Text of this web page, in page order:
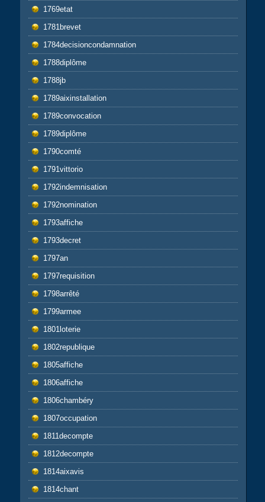
1769etat
1781brevet
1784decisioncondamnation
1788diplôme
1788jb
1789aixinstallation
1789convocation
1789diplôme
1790comté
1791vittorio
1792indemnisation
1792nomination
1793affiche
1793decret
1797an
1797requisition
1798arrêté
1799armee
1801loterie
1802republique
1805affiche
1806affiche
1806chambéry
1807occupation
1811decompte
1812decompte
1814aixavis
1814chant